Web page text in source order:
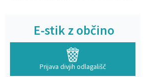
E-stik z občino
Prijava divjih odlagališč